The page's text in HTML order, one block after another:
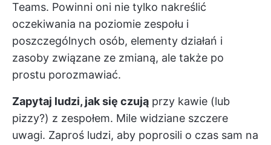
Teams. Powinni oni nie tylko nakreślić
oczekiwania na poziomie zespołu i
poszczególnych osób, elementy działań i
zasoby związane ze zmianą, ale także po
prostu porozmawiać.
Zapytaj ludzi, jak się czują przy kawie (lub
pizzy?) z zespołem. Mile widziane szczere
uwagi. Zaproś ludzi, aby poprosili o czas sam na